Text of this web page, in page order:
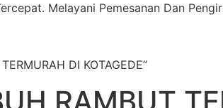
Melayani Pemesanan Dan
DI KOTAGEDE”